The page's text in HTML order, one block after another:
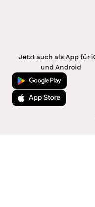
Jetzt auch als App für
und Android
Jetzt bei Google Play
Laden im App Store